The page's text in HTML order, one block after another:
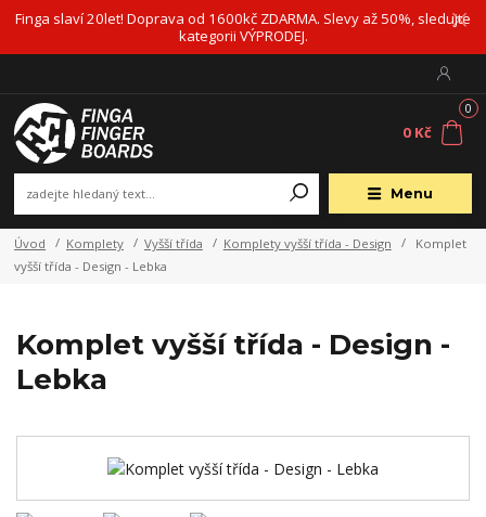
Finga slaví 20let! Doprava od 1600kč ZDARMA. Slevy až 50%, sledujte
kategorii VÝPRODEJ.
Menu
0
0 Kč
Úvod Komplety Vyšší třída Komplety vyšší třída - Design
Komplet
vyšší třída - Design - Lebka
Komplet vyšší třída - Design -
Lebka